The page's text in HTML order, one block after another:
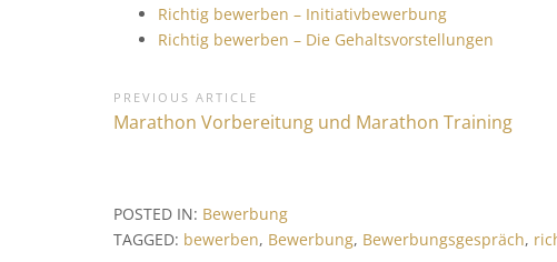
Richtig bewerben – Initiativbewerbung
Richtig bewerben – Die Gehaltsvorstellungen
B
e
t
r
PREVIOUS ARTICLE
P
i
o
Marathon Vorbereitung und Marathon Training
POSTED IN: Bewerbung
TAGGED: bewerben, Bewerbung, Bewerbungsgespräch,